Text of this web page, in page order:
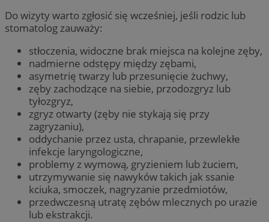
Do wizyty warto zgłosić się wcześniej, jeśli rodzic lub
stomatolog zauważy:
stłoczenia, widoczne brak miejsca na kolejne zęby,
nadmierne odstępy między zębami,
asymetrię twarzy lub przesunięcie żuchwy,
zęby zachodzące na siebie, przodozgryz lub
tyłozgryz,
zgryz otwarty (zęby nie stykają się przy
zagryzaniu),
oddychanie przez usta, chrapanie, przewlekłe
infekcje laryngologiczne,
problemy z wymową, gryzieniem lub żuciem,
utrzymywanie się nawyków takich jak ssanie
kciuka, smoczek, nagryzanie przedmiotów,
przedwczesną utratę zębów mlecznych po urazie
lub ekstrakcji.